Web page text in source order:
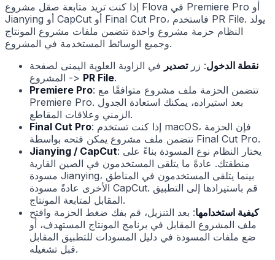
إذا كنت تريد متابعة صقل مشروع Flova في Premiere Pro أو
Jianying أو CapCut أو Final Cut Pro، فاستخدم PR File. يولد
النظام حزمة مشروع واحدة تتضمن ملفات مشروع المونتاج
وجميع الوسائط المستخدمة في المشروع.
نقطة الدخول: زرتصدير في الزاوية العلوية اليمنى لصفحة
المشروع -> PR File.
Premiere Pro: تتضمن الحزمة ملف مشروع متوافقًا مع
Premiere Pro. بعد استيراده، يمكنك استعادة الجدول
الزمني وعلاقات المقاطع.
Final Cut Pro: إذا كنت تستخدم macOS، فإن الحزمة
تتضمن ملف مشروع يمكن فتحه بواسطة Final Cut Pro.
Jianying / CapCut: يختار النظام نوع المسودة بناءً على
منطقتك. عادةً ما يتلقى المستخدمون في الصين القارية
مسودة Jianying، بينما يتلقى المستخدمون في المناطق
الأخرى عادةً مسودة CapCut. قم باستيرادها إلى التطبيق
المقابل لمتابعة المونتاج.
كيفية استخدامها: بعد التنزيل، قم بفك ضغط الحزمة وافتح
ملف المشروع المقابل في برنامج المونتاج المستهدف، أو
ضع ملفات المسودة في دليل المسودات للتطبيق المقابل
قبل تشغيله.